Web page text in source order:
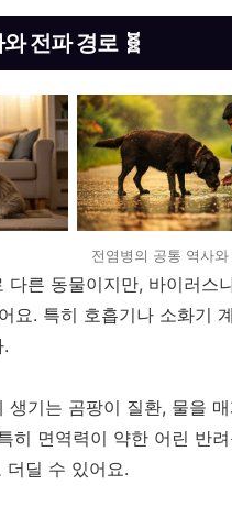
전파 경로 🧬
전염병의 공통 역사
다른 동물이지만, 바이러
요. 특히 호흡기나 소화기
생기는 곰팡이 질환, 물을
히 면역력이 약한 어린 반
더딜 수 있어요.